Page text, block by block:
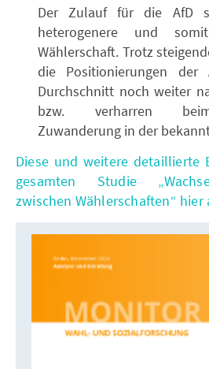
Der Zulauf für die AfD
heterogenere und
Wählerschaft. Trotz
die Positionierungen der
Durchschnitt noch weiter
bzw. verharren
Zuwanderung in der
Diese und weitere detaillierte
gesamten Studie
zwischen Wählerschaften“ hier